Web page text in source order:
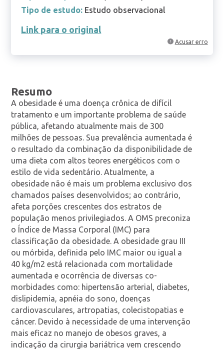
Acusar erro
Tipo de estudo: Estudo observacional
Link para o original
Resumo
A obesidade é uma doença crônica de difícil
tratamento e um importante problema de saúde
pública, afetando atualmente mais de 300
milhões de pessoas. Sua prevalência aumentada é
o resultado da combinação da disponibilidade de
uma dieta com altos teores energéticos com o
estilo de vida sedentário. Atualmente, a
obesidade não é mais um problema exclusivo dos
chamados países desenvolvidos; ao contrário,
afeta porções crescentes dos estratos de
população menos privilegiados. A OMS preconiza
o Índice de Massa Corporal (IMC) para
classificação da obesidade. A obesidade grau III
ou mórbida, definida pelo IMC maior ou igual a
40 kg/m2 está relacionada com mortalidade
aumentada e ocorrência de diversas co-
morbidades como: hipertensão arterial, diabetes,
dislipidemia, apnéia do sono, doenças
cardiovasculares, artropatias, colecistopatias e
câncer. Devido à necessidade de uma intervenção
mais eficaz no manejo de obesos graves, a
indicação da cirurgia bariátrica vem crescendo